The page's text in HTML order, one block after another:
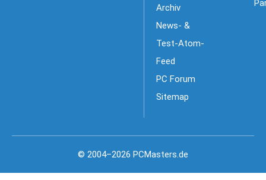
Archiv
News- &
Test-Atom-
Feed
PC Forum
Sitemap
© 2004–2026 PCMasters.de